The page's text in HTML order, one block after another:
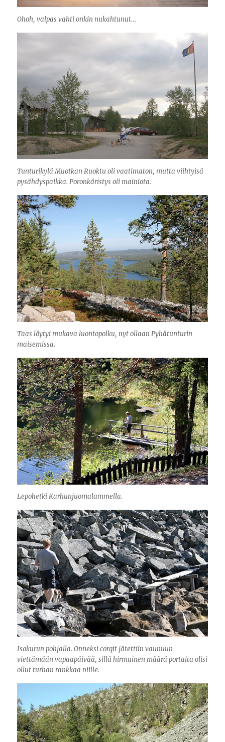
Ohoh, valpas vahti onkin nukahtunut…
Tunturikylä Muotkan Ruoktu oli vaatimaton, mutta viihtyisä
pysähdyspaikka. Poronkäristys oli mainiota.
Taas löytyi mukava luontopolku, nyt ollaan Pyhätunturin
maisemissa.
Lepohetki Karhunjuomalammella.
Isokurun pohjalla. Onneksi corgit jätettiin vaunuun
viettämään vapaapäivää, sillä hirmuinen määrä portaita olisi
ollut turhan rankkaa niille.